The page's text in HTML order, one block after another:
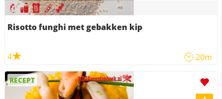
Risotto funghi met gebakken kip
4 20m
RECEPT